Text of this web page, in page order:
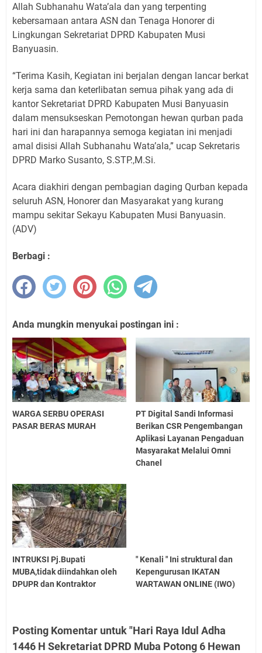
Allah Subhanahu Wata’ala dan yang terpenting
kebersamaan antara ASN dan Tenaga Honorer di
Lingkungan Sekretariat DPRD Kabupaten Musi
Banyuasin.
“Terima Kasih, Kegiatan ini berjalan dengan lancar berkat
kerja sama dan keterlibatan semua pihak yang ada di
kantor Sekretariat DPRD Kabupaten Musi Banyuasin
dalam mensukseskan Pemotongan hewan qurban pada
hari ini dan harapannya semoga kegiatan ini menjadi
amal disisi Allah Subhanahu Wata’ala,” ucap Sekretaris
DPRD Marko Susanto, S.STP.,M.Si.
Acara diakhiri dengan pembagian daging Qurban kepada
seluruh ASN, Honorer dan Masyarakat yang kurang
mampu sekitar Sekayu Kabupaten Musi Banyuasin.
(ADV)
Berbagi :
Anda mungkin menyukai postingan ini :
WARGA SERBU OPERASI
PASAR BERAS MURAH
PT Digital Sandi Informasi
Berikan CSR Pengembangan
Aplikasi Layanan Pengaduan
Masyarakat Melalui Omni
Chanel
INTRUKSI Pj.Bupati
MUBA,tidak diindahkan oleh
DPUPR dan Kontraktor
" Kenali " Ini struktural dan
Kepengurusan IKATAN
WARTAWAN ONLINE (IWO)
Posting Komentar untuk "Hari Raya Idul Adha
1446 H Sekretariat DPRD Muba Potong 6 Hewan